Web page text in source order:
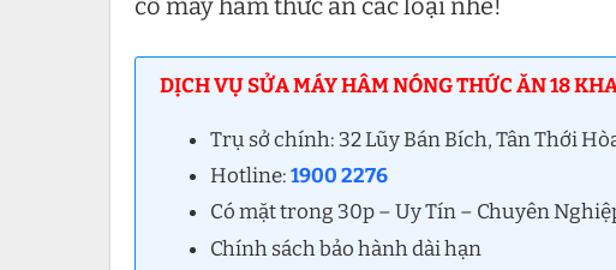
cố máy hâm thức ăn các loại nhé!
DỊCH VỤ SỬA MÁY HÂM NÓNG THỨC ĂN 18
Trụ sở chính: 32 Lũy Bán Bích, Tân Thới
Hotline:1900 2276
Có mặt trong 30p – Uy Tín – Chuyên
Chính sách bảo hành dài hạn